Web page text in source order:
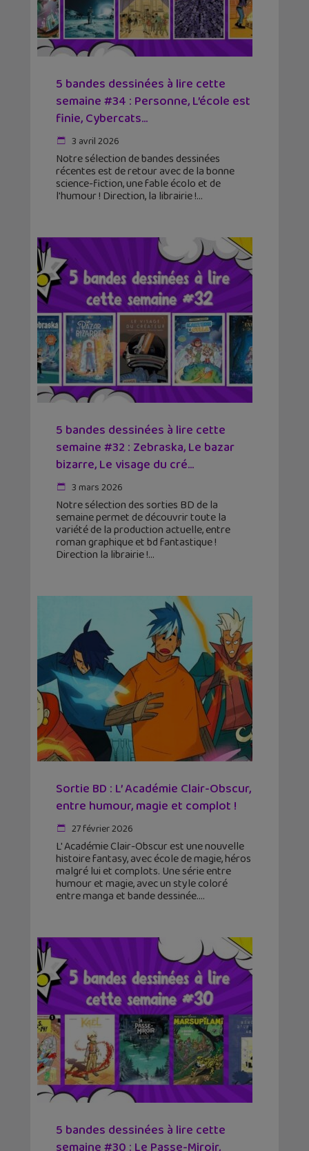
5 bandes dessinées à lire cette
semaine #34 : Personne, L’école est
finie, Cybercats...
3 avril 2026
Notre sélection de bandes dessinées
récentes est de retour avec de la bonne
science-fiction, une fable écolo et de
l'humour ! Direction, la librairie !
5 bandes dessinées à lire cette
semaine #32 : Zebraska, Le bazar
bizarre, Le visage du cré...
3 mars 2026
Notre sélection des sorties BD de la
semaine permet de découvrir toute la
variété de la production actuelle, entre
roman graphique et bd fantastique !
Direction la librairie !
Sortie BD : L’ Académie Clair-Obscur,
entre humour, magie et complot !
27 février 2026
L' Académie Clair-Obscur est une nouvelle
histoire fantasy, avec école de magie, héros
malgré lui et complots. Une série entre
humour et magie, avec un style coloré
entre manga et bande dessinée.
5 bandes dessinées à lire cette